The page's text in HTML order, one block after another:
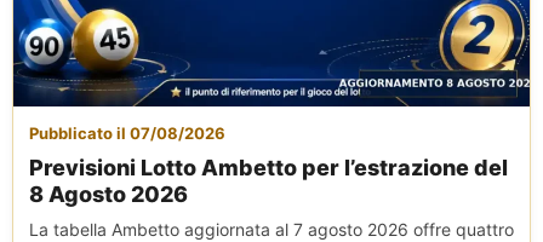
Pubblicato il 07/08/2026
Previsioni Lotto Ambetto per l’estrazione del
8 Agosto 2026
La tabella Ambetto aggiornata al 7 agosto 2026 offre quattro